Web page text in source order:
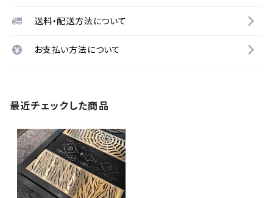
送料・配送方法について
お支払い方法について
最近チェックした商品